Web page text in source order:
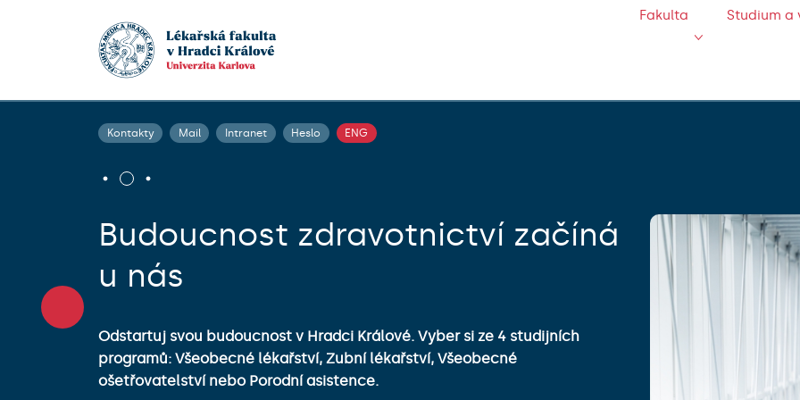
Fakulta Studium a
Kontakty Mail Intranet Heslo ENG
Budoucnost zdravotnictví začíná
u nás
Odstartuj svou budoucnost v Hradci Králové. Vyber si ze 4 studijních
programů: Všeobecné lékařství, Zubní lékařství, Všeobecné
ošetřovatelství nebo Porodní asistence.